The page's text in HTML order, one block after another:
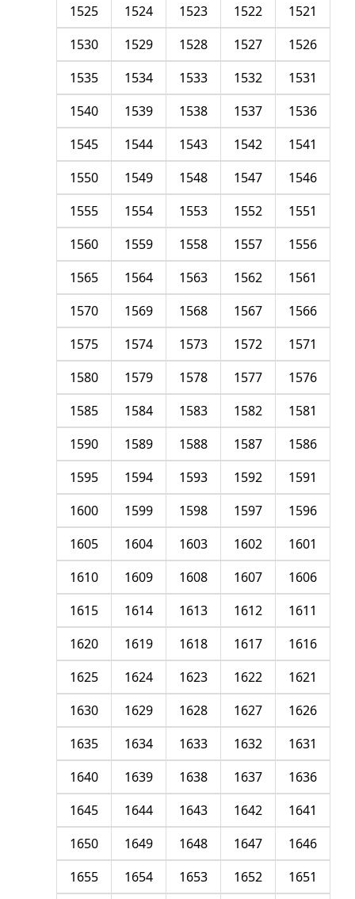
1521
1522
1523
1524
1525
1526
1527
1528
1529
1530
1531
1532
1533
1534
1535
1536
1537
1538
1539
1540
1541
1542
1543
1544
1545
1546
1547
1548
1549
1550
1551
1552
1553
1554
1555
1556
1557
1558
1559
1560
1561
1562
1563
1564
1565
1566
1567
1568
1569
1570
1571
1572
1573
1574
1575
1576
1577
1578
1579
1580
1581
1582
1583
1584
1585
1586
1587
1588
1589
1590
1591
1592
1593
1594
1595
1596
1597
1598
1599
1600
1601
1602
1603
1604
1605
1606
1607
1608
1609
1610
1611
1612
1613
1614
1615
1616
1617
1618
1619
1620
1621
1622
1623
1624
1625
1626
1627
1628
1629
1630
1631
1632
1633
1634
1635
1636
1637
1638
1639
1640
1641
1642
1643
1644
1645
1646
1647
1648
1649
1650
1651
1652
1653
1654
1655